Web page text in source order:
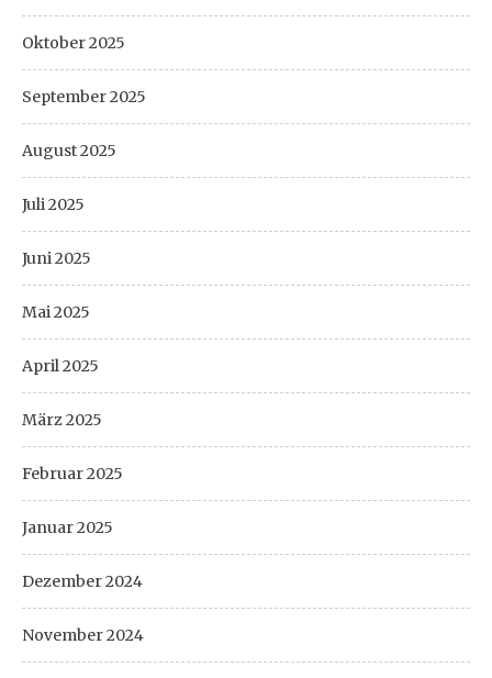
Oktober 2025
September 2025
August 2025
Juli 2025
Juni 2025
Mai 2025
April 2025
März 2025
Februar 2025
Januar 2025
Dezember 2024
November 2024